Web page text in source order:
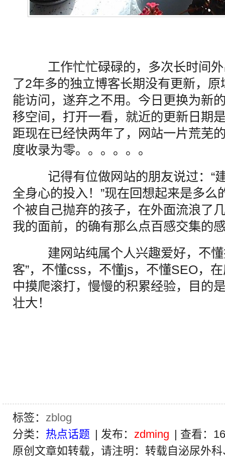
工作忙忙碌碌的，多次长时间外
了2年多的独立博客长期没有更新，
能访问，遂弃之不用。今日更换为新
移空间，打开一看，就近的更新日期
距现在已经快两年了，网站一片荒芜
度收录为零。。。。。。
记得有位做网站的朋友说过：“
全身心的投入！”现在回想起来是多么
个被自己抛弃的孩子，在外面流浪了
我的面前，的确有那么点百感交集的
建网站纯属个人兴趣爱好，不懂
客”，不懂css，不懂js，不懂SEO，
中摸爬滚打，慢慢的积累经验，目的
壮大！
标签： zblog
分类： 热点话题 | 发布： zdming | 查看：
原创文章如转载，请注明：转载自泌尿外